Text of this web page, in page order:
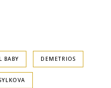
BABY DEMETRIOS